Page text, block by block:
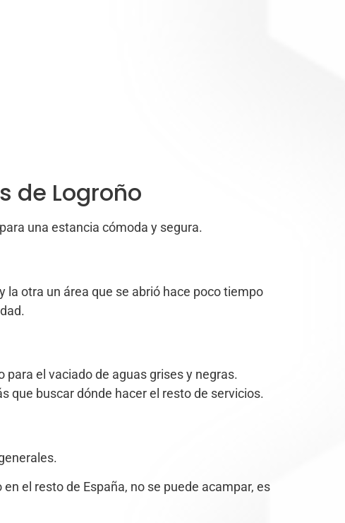
de Logroño
una estancia cómoda y segura.
y la otra un área que se abrió hace poco tiempo
el vaciado de aguas grises y negras.
que buscar dónde hacer el resto de servicios.
el resto de España, no se puede acampar, es